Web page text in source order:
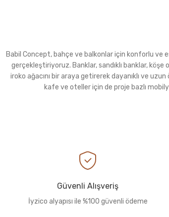
Babil Concept, bahçe ve balkonlar için konforlu ve
gerçekleştiriyoruz. Banklar, sandıklı banklar,
iroko ağacını bir araya getirerek dayanıklı ve
kafe ve oteller için de proje bazlı
Güvenli Alışveriş
İyzico alyapısı ile %100 güvenli ödeme